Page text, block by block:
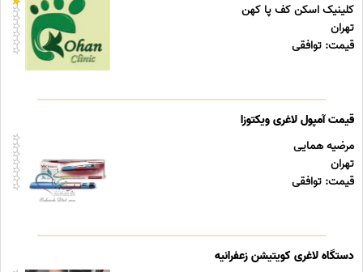
کلینیک اسکن کف پا کهن
تهران
قیمت: توافقی
قیمت آمپول لاغری ویکتوزا
مرضیه همایی
تهران
قیمت: توافقی
دستگاه لاغری کویتیشن زعفرانیه